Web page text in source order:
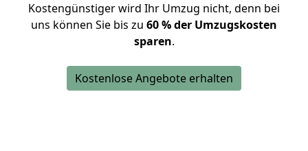
Kostengünstiger wird Ihr Umzug nicht, denn bei
uns können Sie bis zu 60 % der Umzugskosten
sparen.
Kostenlose Angebote erhalten